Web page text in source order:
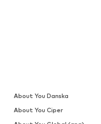
About You Danska
About You Ciper